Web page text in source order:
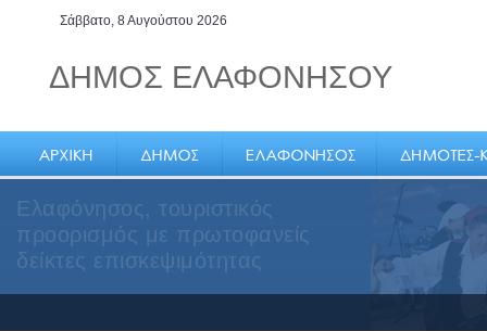
Σάββατο, 8 Αυγούστου 2026
ΔΗΜΟΣ ΕΛΑΦΟΝΗΣΟΥ
Ελαφόνησος, τουριστικός
προορισμός με πρωτοφανείς
δείκτες επισκεψιμότητας